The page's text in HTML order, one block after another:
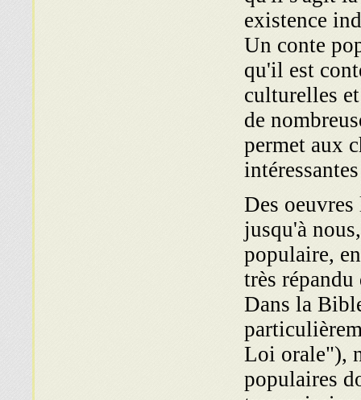
existence
Un conte
qu'il est
culturelles
de
permet aux
Des
jusqu'à
populaire,
très
Dans la
Loi orale"),
populaires